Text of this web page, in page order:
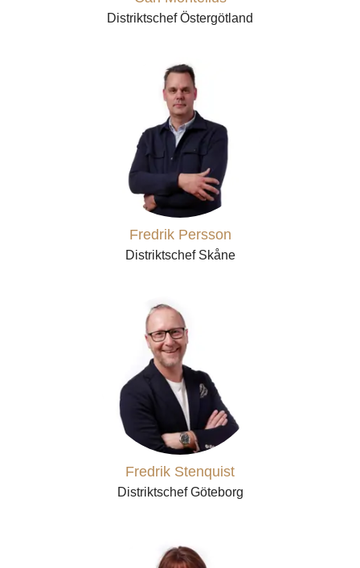
Distriktschef Östergötland
Fredrik Persson
Distriktschef Skåne
Fredrik Stenquist
Distriktschef Göteborg